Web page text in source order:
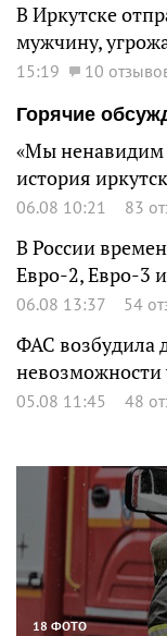
В Иркутске
мужчину,
15:19
10
Горячие
«Мы ненавидим
история
06.08 10:21 83
В России
Евро-2, Евро-3
06.08 13:37 54
ФАС возбудила
невозможности
05.08 11:45 48
18 ФОТО